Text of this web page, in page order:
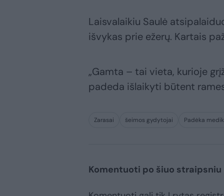
Laisvalaikiu Saulė
išvykas prie ežerų. Kartais
„Gamta – tai vieta, kurioje
padeda išlaikyti būtent
Zarasai šeimos gydytojai Padėka
Komentuoti po šiuo straipsniu